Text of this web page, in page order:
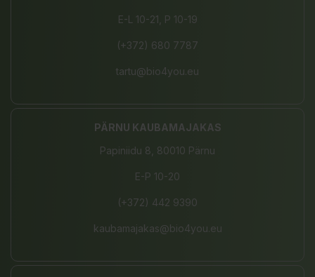
E-L 10-21, P 10-19
(+372) 680 7787
tartu@bio4you.eu
PÄRNU KAUBAMAJAKAS
Papiniidu 8, 80010 Pärnu
E-P 10-20
(+372) 442 9390
kaubamajakas@bio4you.eu